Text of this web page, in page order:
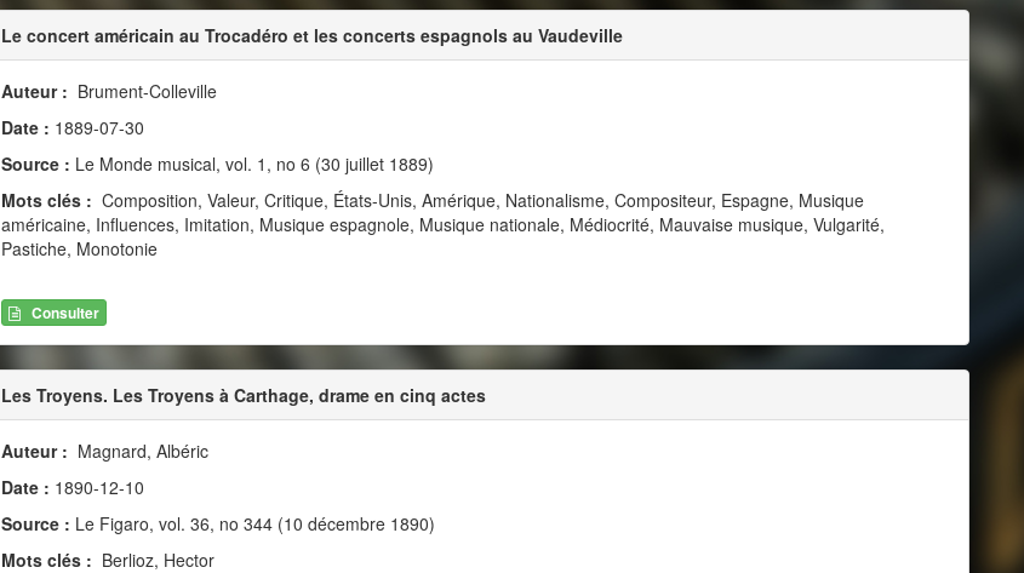
Le concert américain au Trocadéro et les concerts espagnols au Vaudeville
Auteur : Brument-Colleville
Date : 1889-07-30
Source : Le Monde musical, vol. 1, no 6 (30 juillet 1889)
Mots clés : Composition, Valeur, Critique, États-Unis, Amérique, Nationalisme, Compositeur, Espagne, Musique
américaine, Influences, Imitation, Musique espagnole, Musique nationale, Médiocrité, Mauvaise musique, Vulgarité,
Pastiche, Monotonie
Consulter
Les Troyens. Les Troyens à Carthage, drame en cinq actes
Auteur : Magnard, Albéric
Date : 1890-12-10
Source : Le Figaro, vol. 36, no 344 (10 décembre 1890)
Mots clés : Berlioz, Hector